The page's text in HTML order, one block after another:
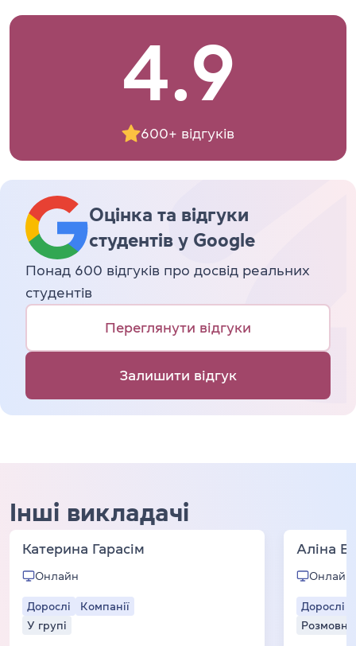
4.9
600+ відгуків
Оцінка та відгуки
студентів у Google
Понад 600 відгуків про досвід реальних
студентів
Переглянути відгуки
Залишити відгук
Інші викладачі
Катерина Гарасім
Онлайн
Дорослі
Компанії
У групі
Аліна
Онлайн
Дорослі
Розмовні